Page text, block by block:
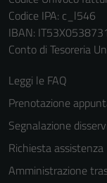
Codice IPA: c_l546
IBAN:
Conto di Tesoreria
Leggi le FAQ
Prenotazione
Segnalazione
Richiesta assistenza
Amministrazione